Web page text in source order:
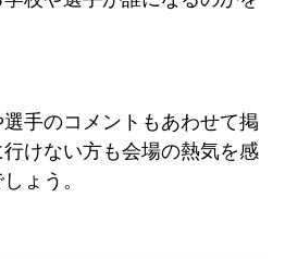
手のコメントもあわせて掲
けない方も会場の熱気を感
ょう。